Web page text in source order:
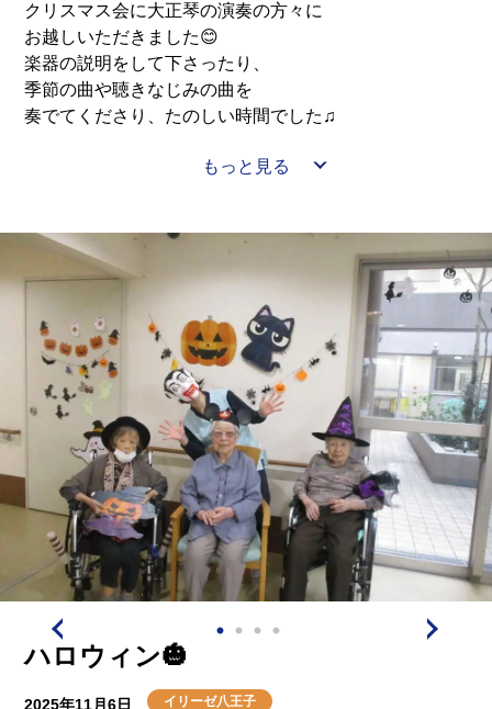
クリスマス会に大正琴の演奏の方々に
お越しいただきました😊
楽器の説明をして下さったり、
季節の曲や聴きなじみの曲を
奏でてくださり、たのしい時間でした♫
サンタさんからのプレゼントもあり、
もっと見る
ハロウィン🎃
2025年11月6日 イリーゼ八王子